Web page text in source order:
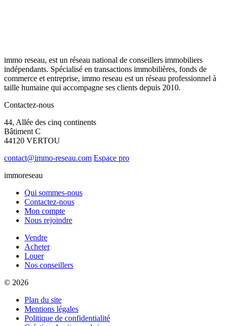
immo reseau, est un réseau national de conseillers immobiliers
indépendants. Spécialisé en transactions immobilières, fonds de
commerce et entreprise, immo reseau est un réseau professionnel à
taille humaine qui accompagne ses clients depuis 2010.
Contactez-nous
44, Allée des cinq continents
Bâtiment C
44120 VERTOU
contact@immo-reseau.com Espace pro
immoreseau
Qui sommes-nous
Contactez-nous
Mon compte
Nous rejoindre
Vendre
Acheter
Louer
Nos conseillers
© 2026
Plan du site
Mentions légales
Politique de confidentialité